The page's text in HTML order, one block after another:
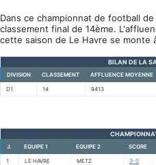
Dans ce championnat de football
classement final de 14ème.
cette saison de Le Havre se monte
BILAN DE LA
DIVISION CLASSEMENT AFFLUENCE MOYENNE
D1 14 9413
J. EQUIPE 1 EQUIPE 2 SCORE
1 LE HAVRE METZ 3-0